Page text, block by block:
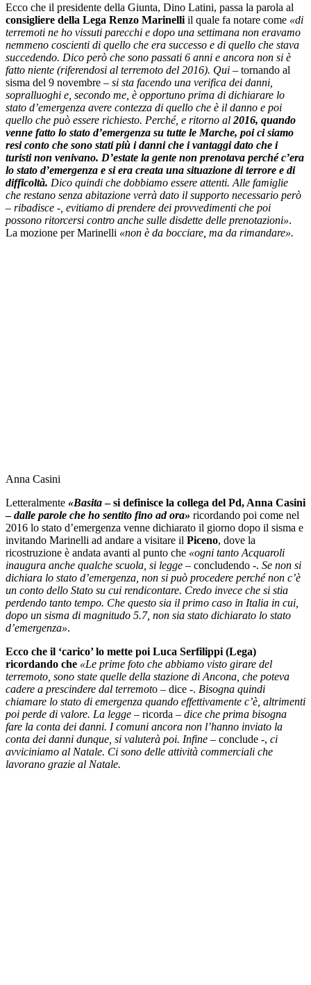
Ecco che il presidente della Giunta, Dino Latini, passa la parola al
consigliere della Lega Renzo Marinelli il quale fa notare come «di
terremoti ne ho vissuti parecchi e dopo una settimana non eravamo
nemmeno coscienti di quello che era successo e di quello che stava
succedendo. Dico però che sono passati 6 anni e ancora non si è
fatto niente (riferendosi al terremoto del 2016). Qui – tornando al
sisma del 9 novembre – si sta facendo una verifica dei danni,
sopralluoghi e, secondo me, è opportuno prima di dichiarare lo
stato d’emergenza avere contezza di quello che è il danno e poi
quello che può essere richiesto. Perché, e ritorno al 2016, quando
venne fatto lo stato d’emergenza su tutte le Marche, poi ci siamo
resi conto che sono stati più i danni che i vantaggi dato che i
turisti non venivano. D’estate la gente non prenotava perché c’era
lo stato d’emergenza e si era creata una situazione di terrore e di
difficoltà. Dico quindi che dobbiamo essere attenti. Alle famiglie
che restano senza abitazione verrà dato il supporto necessario però
– ribadisce -, evitiamo di prendere dei provvedimenti che poi
possono ritorcersi contro anche sulle disdette delle prenotazioni».
La mozione per Marinelli «non è da bocciare, ma da rimandare».
Anna Casini
Letteralmente «Basita– si definisce la collega del Pd, Anna Casini
–dalle parole che ho sentito fino ad ora» ricordando poi come nel
2016 lo stato d’emergenza venne dichiarato il giorno dopo il sisma e
invitando Marinelli ad andare a visitare il Piceno, dove la
ricostruzione è andata avanti al punto che «ogni tanto Acquaroli
inaugura anche qualche scuola, si legge – concludendo -. Se non si
dichiara lo stato d’emergenza, non si può procedere perché non c’è
un conto dello Stato su cui rendicontare. Credo invece che si stia
perdendo tanto tempo. Che questo sia il primo caso in Italia in cui,
dopo un sisma di magnitudo 5.7, non sia stato dichiarato lo stato
d’emergenza».
Ecco che il ‘carico’ lo mette poi Luca Serfilippi (Lega)
ricordando che «Le prime foto che abbiamo visto girare del
terremoto, sono state quelle della stazione di Ancona, che poteva
cadere a prescindere dal terremoto – dice -. Bisogna quindi
chiamare lo stato di emergenza quando effettivamente c’è, altrimenti
poi perde di valore. La legge – ricorda – dice che prima bisogna
fare la conta dei danni. I comuni ancora non l’hanno inviato la
conta dei danni dunque, si valuterà poi. Infine – conclude -, ci
avviciniamo al Natale. Ci sono delle attività commerciali che
lavorano grazie al Natale.